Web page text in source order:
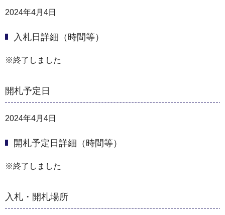
2024年4月4日
入札日詳細（時間等）
※終了しました
開札予定日
2024年4月4日
開札予定日詳細（時間等）
※終了しました
入札・開札場所